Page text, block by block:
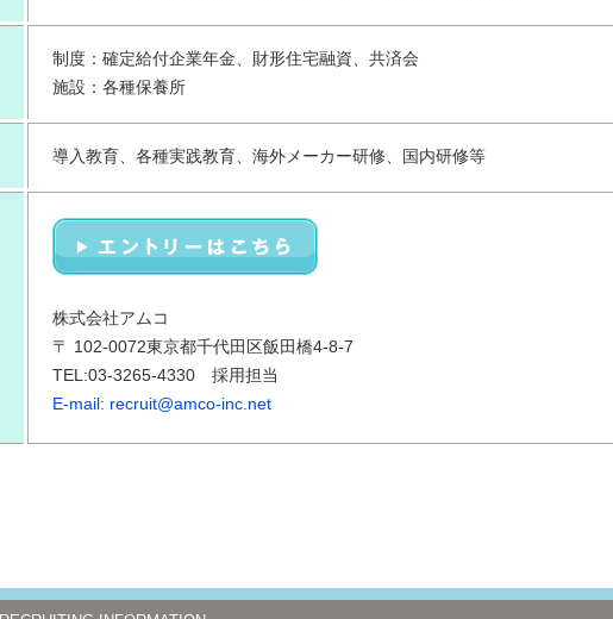
制度：確定給付企業年金、財形住宅融資、共済会
施設：各種保養所
導入教育、各種実践教育、海外メーカー研修、国内研修等
株式会社アムコ
〒 102-0072東京都千代田区飯田橋4-8-7
TEL:03-3265-4330 採用担当
E-mail: recruit@amco-inc.net